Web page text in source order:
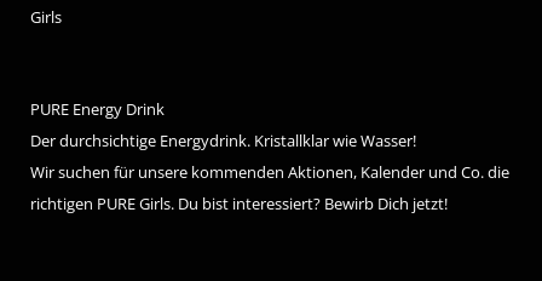
Girls
PURE Energy Drink
Der durchsichtige Energydrink. Kristallklar wie Wasser!
Wir suchen für unsere kommenden Aktionen, Kalender und Co. die
richtigen PURE Girls. Du bist interessiert? Bewirb Dich jetzt!